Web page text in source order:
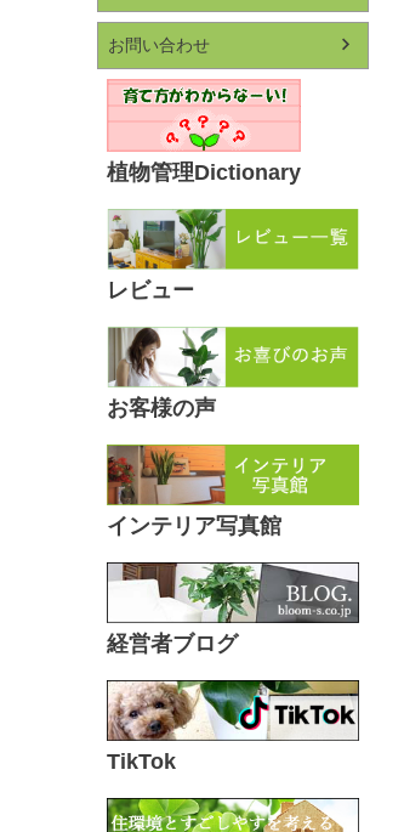
お問い合わせ
植物管理Dictionary
レビュー
お客様の声
インテリア写真館
経営者ブログ
TikTok